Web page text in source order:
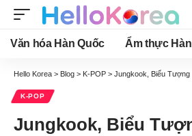
Văn hóa Hàn Quốc Ẩm thực
Hello Korea > Blog > K-POP > Jungkook, Biểu Tượng Phong
K-POP
Jungkook, Biểu